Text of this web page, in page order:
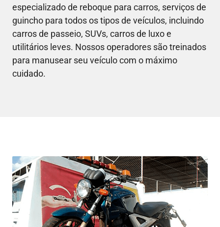
especializado de reboque para carros, serviços de
guincho para todos os tipos de veículos, incluindo
carros de passeio, SUVs, carros de luxo e
utilitários leves. Nossos operadores são treinados
para manusear seu veículo com o máximo
cuidado.